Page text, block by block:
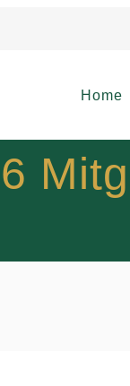
Home